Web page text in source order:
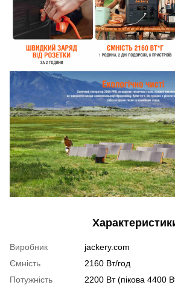
Виробник
jackery.com
Ємність
2160 Вт/год
Потужність
2200 Вт (пікова 4400